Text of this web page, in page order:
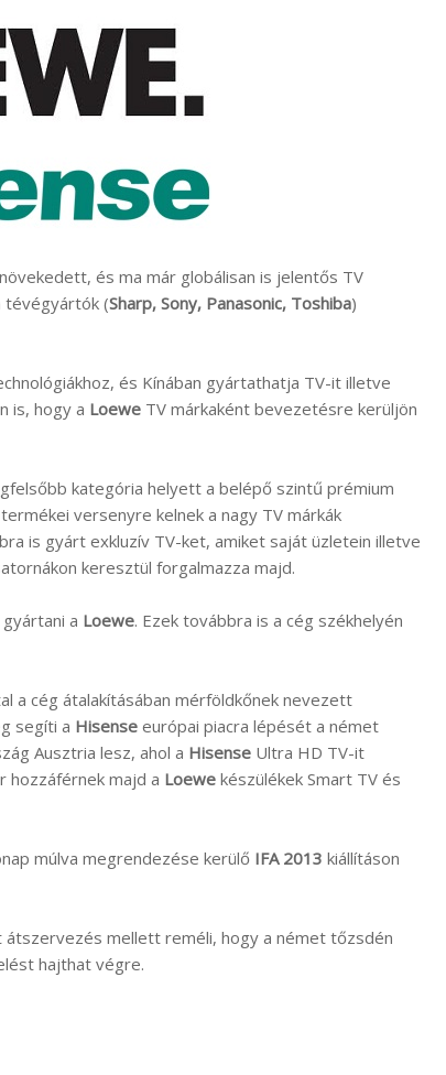
és ma már globálisan is jelentős TV
tévégyártók (Sharp, Sony, Panasonic, Toshiba)
és Kínában gyártathatja TV-it illetve
is, hogy a Loewe TV márkaként bevezetésre kerüljön
kategória helyett a belépő szintű prémium
versenyre kelnek a nagy TV márkák
is gyárt exkluzív TV-ket, amiket saját üzletein illetve
keresztül forgalmazza majd.
a Loewe. Ezek továbbra is a cég székhelyén
a cég átalakításában mérföldkőnek nevezett
segíti a Hisense európai piacra lépését a német
Ausztria lesz, ahol a Hisense Ultra HD TV-it
hozzáférnek majd a Loewe készülékek Smart TV és
múlva megrendezése kerülő IFA 2013 kiállításon
mellett reméli, hogy a német tőzsdén
hajthat végre.